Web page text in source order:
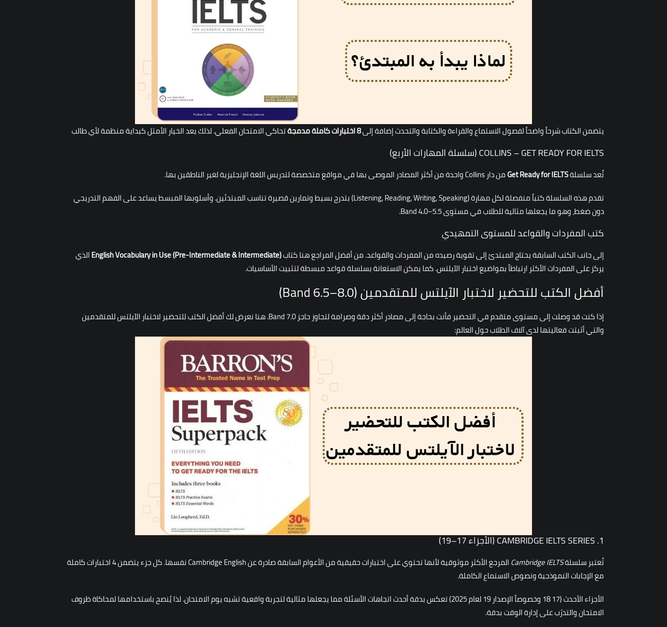
يتضمن الكتاب شرحاً واضحاً لفصول الاستماع والقراءة والكتابة والتحدث إضافة إلى8اختبارات كاملة مدمجةتحاكي الامتحان الفعلي. لذلك يعد الخيار الأمثل كبداية منظمة لأي طالب
COLLINS – GET READY FOR IELTS (سلسلة المهارات الأربع)
تُعد سلسلةGet Ready for IELTSمن دار Collins واحدة من أكثر المصادر الموصى بها في مواقع متخصصة لتدريس اللغة الإنجليزية لغير الناطقين بها.
تقدم هذه السلسلة كتباً منفصلة لكل مهارة (Listening, Reading, Writing, Speaking) بتدرج بسيط وتمارين قصيرة تناسب المبتدئين. وأسلوبها المبسط يساعد على الفهم التدريجي
دون ضغط، وهو ما يجعلها مثالية للطلاب في مستوى Band 4.0–5.5.
كتب المفردات والقواعد للمستوى التمهيدي
إلى جانب الكتب السابقة يحتاج المبتدئ إلى تقوية رصيده من المفردات والقواعد. من أفضل المراجع هنا كتابEnglish Vocabulary in Use (Pre-Intermediate & Intermediate)الذي
يركز على المفردات الأكثر ارتباطاً بمواضيع اختبار الآيلتس. كما يمكن الاستعانة بسلسلة قواعد مبسطة لتثبيت الأساسيات.
أفضل الكتب للتحضير لاختبار الآيلتس للمتقدمين (Band 6.5–8.0)
إذا كنت قد وصلت إلى مستوى متقدم في التحضير فأنت بحاجة إلى مصادر أكثر دقة وصرامة لتجاوز حاجز Band 7.0. هنا نعرض لك أفضل الكتب للتحضير لاختبار الآيلتس للمتقدمين
والتي أثبتت فعاليتها لدى آلاف الطلاب حول العالم:
1. CAMBRIDGE IELTS SERIES (الأجزاء 17–19)
تُعتبر سلسلةCambridge IELTS
المرجع الأكثر موثوقية لأنها تحتوي على اختبارات حقيقية من الأعوام السابقة صادرة عن Cambridge English نفسها. كل جزء يتضمن 4 اختبارات كاملة
مع الإجابات النموذجية ونصوص الاستماع الكاملة.
الأجزاء الأحدث (17 18 وخصوصاً الإصدار 19 لعام 2025) تعكس بدقة أحدث اتجاهات الأسئلة مما يجعلها مثالية لتجربة واقعية تشبه يوم الامتحان. لذا يُنصح باستخدامها لمحاكاة ظروف
الامتحان والتدرّب على إدارة الوقت بدقة.